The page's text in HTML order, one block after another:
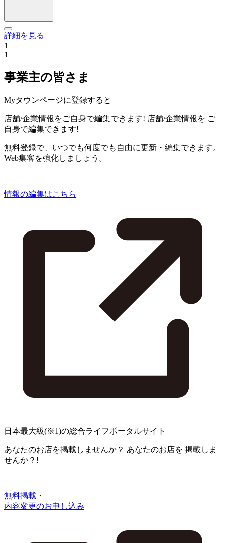
詳細を見る
1
1
事業主の皆さま
Myタウンページに登録すると
店舗/企業情報をご自身で編集できます! 店舗/企業情報を ご
自身で編集できます!
無料登録で、いつでも何度でも自由に更新・編集できます。
Web集客を強化しましょう。
情報の編集はこちら
日本最大級(※1)の総合ライフポータルサイト
あなたのお店を掲載しませんか？ あなたのお店を 掲載しま
せんか？!
無料掲載・
内容変更のお申し込み